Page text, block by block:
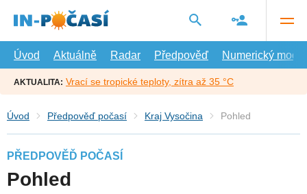
hlavní
Úvod
Aktuálně Radar Předpověď Numerický model
AKTUALITA: Vrací se tropické teploty, zítra až 35 °C
Úvod Předpověď počasí Kraj Vysočina Pohled
PŘEDPOVĚĎ POČASÍ
Pohled